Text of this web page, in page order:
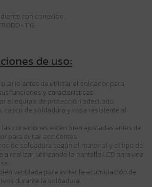
con conexión.
TIG
de uso:
antes de utilizar el soldador para
funciones y características.
el equipo de protección adecuado,
casco de soldadura y ropa resistente al
conexiones estén bien ajustadas antes de
para evitar accidentes.
de soldadura según el material y el tipo de
a realizar, utilizando la pantalla LCD para una
ventilada para evitar la acumulación de
durante la soldadura.